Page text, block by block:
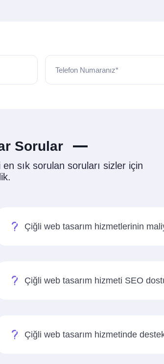
Telefon Numaranız*
Sorular
sık sorulan soruları sizler için
Çiğli web tasarım hizmetlerinin
Çiğli web tasarım hizmeti SEO
Çiğli web tasarım hizmetinde